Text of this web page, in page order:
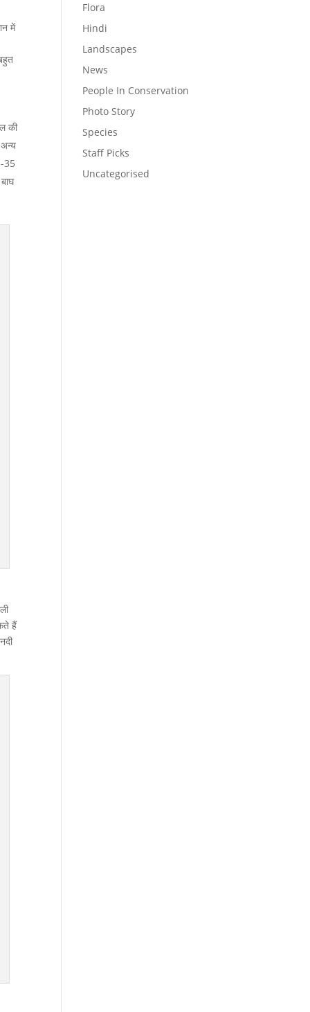
में
की
35
हैं
Flora
Hindi
Landscapes
News
People In Conservation
Photo Story
Species
Staff Picks
Uncategorised